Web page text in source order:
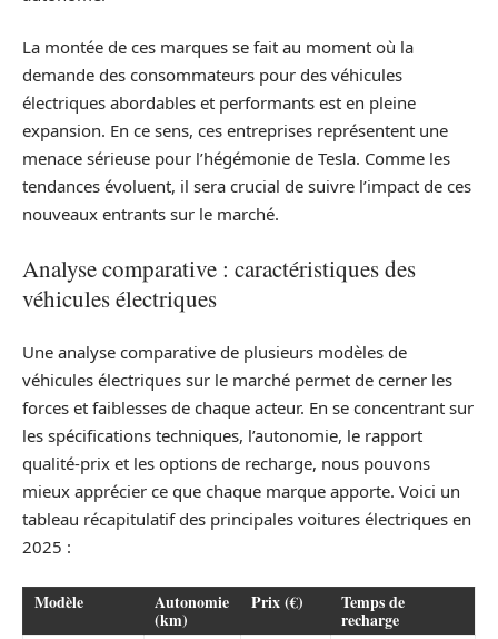
La montée de ces marques se fait au moment où la
demande des consommateurs pour des véhicules
électriques abordables et performants est en pleine
expansion. En ce sens, ces entreprises représentent une
menace sérieuse pour l’hégémonie de Tesla. Comme les
tendances évoluent, il sera crucial de suivre l’impact de ces
nouveaux entrants sur le marché.
Analyse comparative : caractéristiques des
véhicules électriques
Une analyse comparative de plusieurs modèles de
véhicules électriques sur le marché permet de cerner les
forces et faiblesses de chaque acteur. En se concentrant sur
les spécifications techniques, l’autonomie, le rapport
qualité-prix et les options de recharge, nous pouvons
mieux apprécier ce que chaque marque apporte. Voici un
tableau récapitulatif des principales voitures électriques en
2025 :
Modèle Autonomie
(km)
Prix (€) Temps de
recharge